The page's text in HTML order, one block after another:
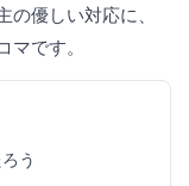
優しい対応に、
です。
う